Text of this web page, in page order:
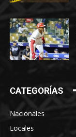
CATEGORÍAS
Nacionales
Locales